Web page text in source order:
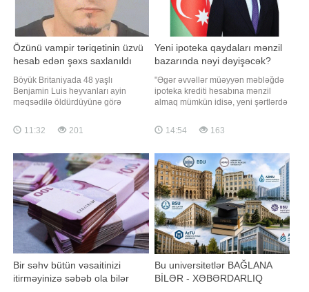
Özünü vampir təriqətinin üzvü
hesab edən şəxs saxlanıldı
Böyük Britaniyada 48 yaşlı
Benjamin Luis heyvanları ayin
məqsədilə öldürdüyünə görə
xəbər verir ki, bu barədə BBC
məlumat yayıb. İstintaq zamanı
aludə olub və özünü vampir
təriqətinin üzvü hesab edib. O, bunu
nümayiş etdirmək məqsədil
11:32 201
Yeni ipoteka qaydaları mənzil
bazarında nəyi dəyişəcək?
"Əgər əvvəllər müəyyən məbləğdə
ipoteka krediti hesabına mənzil
almaq mümkün idisə, yeni şərtlərdə
olunacaq. Bu isə xüsusilə orta gəlirli
və ilk dəfə mənzil almaq istəyən
çətinləşdirəcək". Bunu BİG.AZ-a
açıqlamasında əmlak məsələlər
14:54 163
Bir səhv bütün vəsaitinizi
itirməyinizə səbəb ola bilər
Bu universitetlər BAĞLANA
BİLƏR - XƏBƏRDARLIQ